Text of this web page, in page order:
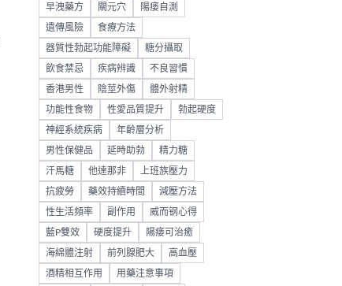
早洩藥方 關元穴 陽痿自測
遺傳風險 食療方法
器質性勃起功能障礙 糖分攝取
飲食禁忌 疾病辨識 不良習慣
香港男性 陰莖外傷 體外射精
功能性食物 性愛品質提升 勃起硬度
神經系統疾病 年齡層分析
男性保健品 延時助勃 精力糖
汗馬糖 他達那非 上班族壓力
抗疲勞 藥效持續時間 減壓方法
性生活頻率 副作用 威而钢心得
藍P雙效 硬度提升 陽痿可治癒
海綿體注射 前列腺肥大 高血壓
酒精相互作用 用藥注意事項